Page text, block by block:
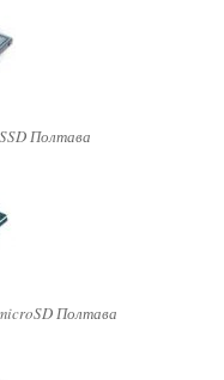
Полтава
Полтава